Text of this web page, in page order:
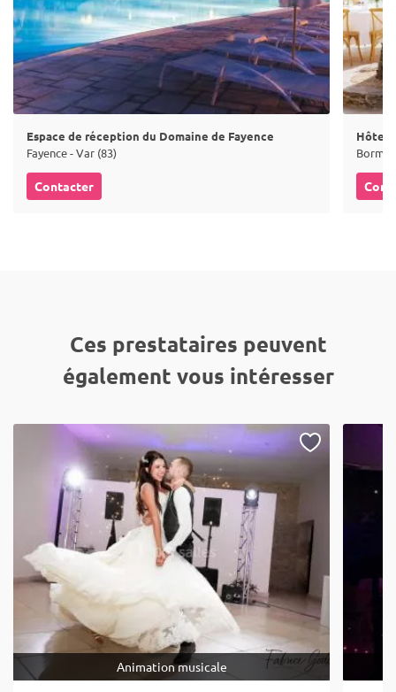
Espace de réception du Domaine de Fayence
Fayence - Var (83)
Contacter
Hôtel
Ces prestataires peuvent
également vous intéresser
Animation musicale